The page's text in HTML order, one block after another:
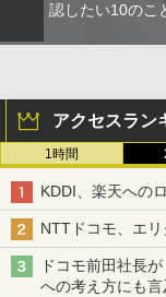
認したい10のこ
アクセスラン
1時間
KDDI、楽天への
NTTドコモ、エ
ドコモ前田社長
への考え方にも言